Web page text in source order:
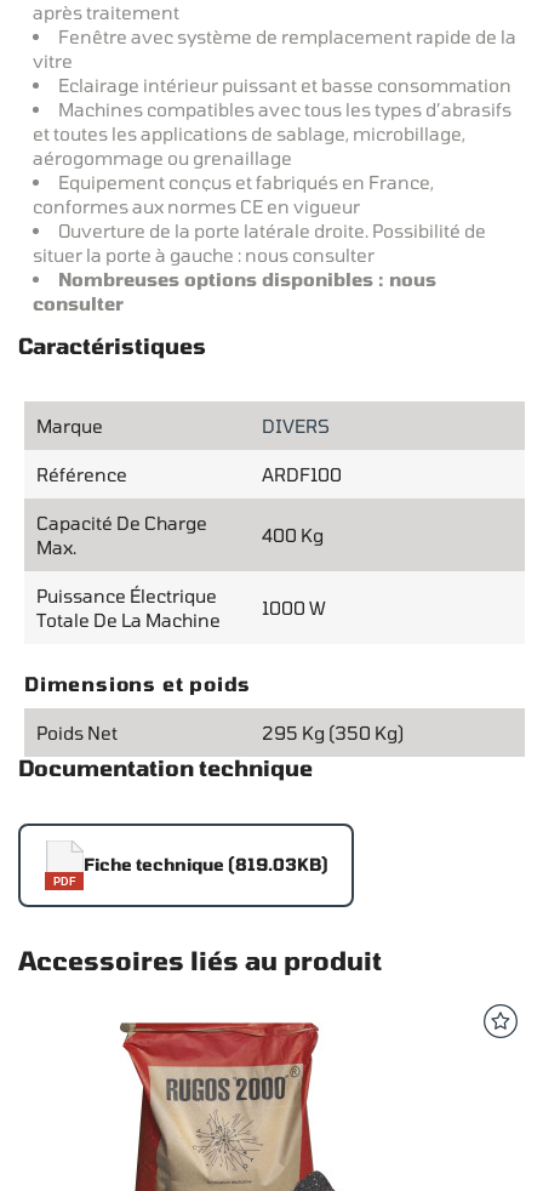
après traitement
Fenêtre avec système de remplacement rapide de la
vitre
Eclairage intérieur puissant et basse consommation
Machines compatibles avec tous les types d’abrasifs
et toutes les applications de sablage, microbillage,
aérogommage ou grenaillage
Equipement conçus et fabriqués en France,
conformes aux normes CE en vigueur
Ouverture de la porte latérale droite. Possibilité de
situer la porte à gauche : nous consulter
Nombreuses options disponibles : nous
consulter
Caractéristiques
Marque DIVERS
Référence ARDF100
Capacité De Charge
Max.
400 Kg
Puissance Électrique
Totale De La Machine
1000 W
Dimensions et poids
Poids Net 295 Kg (350 Kg)
Documentation technique
PDF
Fiche technique (819.03KB)
Accessoires liés au produit